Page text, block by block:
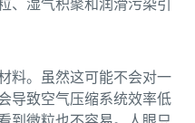
、湿气积聚和润滑污染引
料。虽然这可能不会对一
导致空气压缩系统效率低